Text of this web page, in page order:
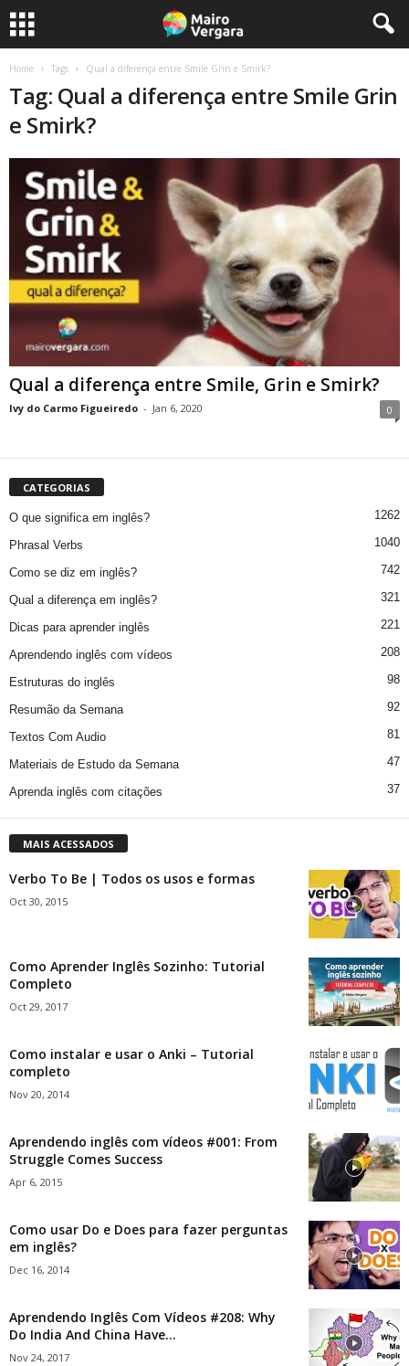
Home Tags Qual a diferença entre Smile Grin e Smirk?
Tag: Qual a diferença entre Smile Grin
e Smirk?
Qual a diferença entre Smile, Grin e Smirk?
Ivy do Carmo Figueiredo - Jan 6, 2020 0
CATEGORIAS
O que significa em inglês? 1262
Phrasal Verbs 1040
Como se diz em inglês? 742
Qual a diferença em inglês? 321
Dicas para aprender inglês 221
Aprendendo inglês com vídeos 208
Estruturas do inglês 98
Resumão da Semana 92
Textos Com Audio 81
Materiais de Estudo da Semana 47
Aprenda inglês com citações 37
MAIS ACESSADOS
Verbo To Be | Todos os usos e formas
Oct 30, 2015
Como Aprender Inglês Sozinho: Tutorial
Completo
Oct 29, 2017
Como instalar e usar o Anki – Tutorial
completo
Nov 20, 2014
Aprendendo inglês com vídeos #001: From
Struggle Comes Success
Apr 6, 2015
Como usar Do e Does para fazer perguntas
em inglês?
Dec 16, 2014
Aprendendo Inglês Com Vídeos #208: Why
Do India And China Have...
Nov 24, 2017